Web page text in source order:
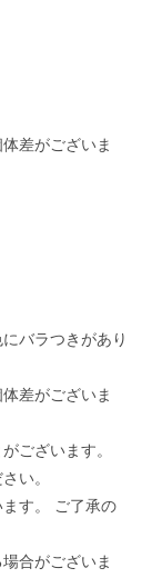
差がございま
バラつきがあり
差がございま
ございます。
い。
す。 ご了承の
合がございま